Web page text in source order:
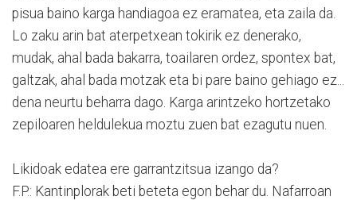
pisua baino karga handiagoa ez eramatea, eta zaila da.
Lo zaku arin bat aterpetxean tokirik ez denerako,
mudak, ahal bada bakarra, toailaren ordez, spontex bat,
galtzak, ahal bada motzak eta bi pare baino gehiago ez...
dena neurtu beharra dago. Karga arintzeko hortzetako
zepiloaren heldulekua moztu zuen bat ezagutu nuen.
Likidoak edatea ere garrantzitsua izango da?
F.P.: Kantinplorak beti beteta egon behar du. Nafarroan